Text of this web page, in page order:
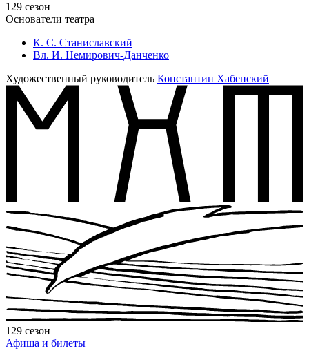
129 сезон
Основатели театра
К. С. Станиславский
Вл. И. Немирович-Данченко
Художественный руководитель Константин Хабенский
129 сезон
Афиша и билеты